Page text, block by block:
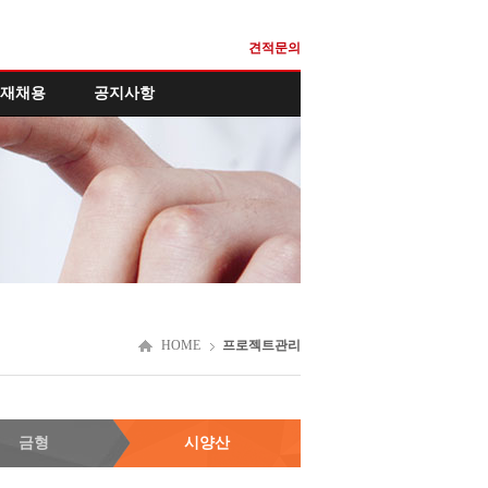
견적문의
채용 공지사항
HOME 프로젝트관리
금형 시양산